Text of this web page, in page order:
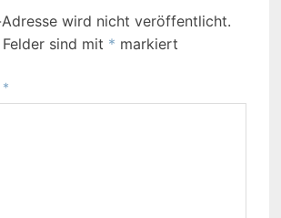
wird nicht veröffentlicht.
sind mit * markiert
*